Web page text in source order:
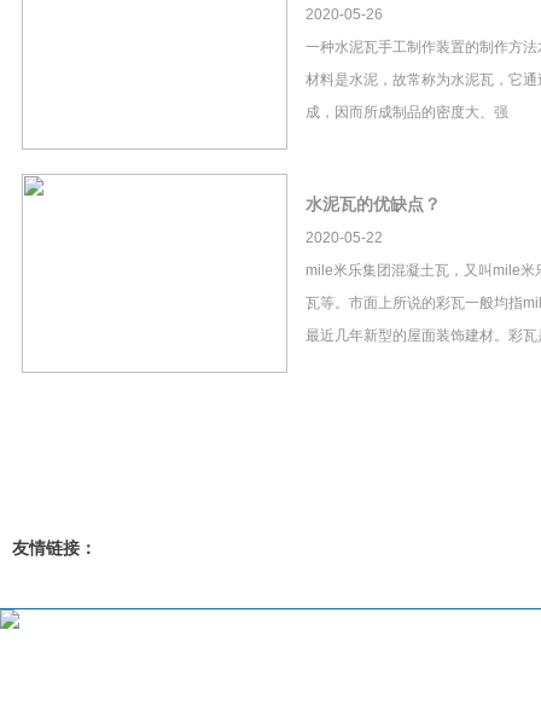
2020-05-26
一种水泥瓦手工制作装置的制作方
材料是水泥，故常称为水泥瓦，它
成，因而所成制品的密度大、强
水泥瓦的优缺点？
2020-05-22
mile米乐集团混凝土瓦，又叫mile米
瓦等。市面上所说的彩瓦一般均指
最近几年新型的屋面装饰建材。彩
友情链接：